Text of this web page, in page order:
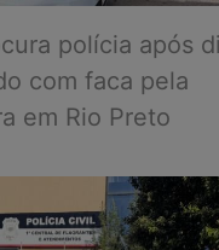
polícia após
com faca pela
em Rio Preto